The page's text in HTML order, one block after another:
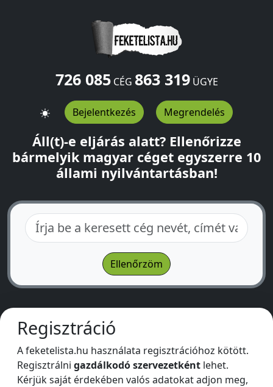
726 085CÉG 863 319ÜGYE
Bejelentkezés Megrendelés
Áll(t)-e eljárás alatt? Ellenőrizze
bármelyik magyar céget egyszerre 10
állami nyilvántartásban!
Regisztráció
A feketelista.hu használata regisztrációhoz kötött.
Regisztrálni gazdálkodó szervezetként lehet.
Kérjük saját érdekében valós adatokat adjon meg,